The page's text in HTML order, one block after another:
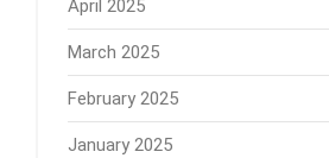
April 2025
March 2025
February 2025
January 2025